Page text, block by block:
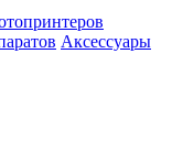
Аксессуары